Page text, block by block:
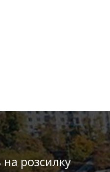
розсилку